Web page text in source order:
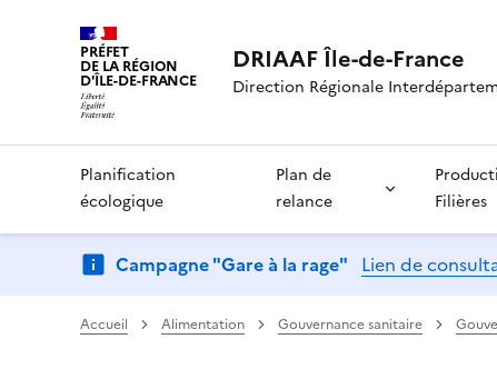
PRÉFET
DE LA RÉGION
D'ÎLE-DE-FRANCE
DRIAAF Île-de-France
Direction Régionale
Planification
écologique
Plan de
relance
Filières
Campagne "Gare à la rage" Lien de
Accueil Alimentation Gouvernance sanitaire